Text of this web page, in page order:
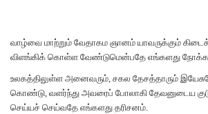
வாழ்வை மாற்றும் வேதாகம ஞானம் யாவருக்கும்
விளங்கிக் கொள்ள வேண்டுமென்பதே எங்களது
உலகத்திலுள்ள அனைவரும், சகல தேசத்தாரும்
கொண்டு, வளர்ந்து அவரைப் போலாகி தேவனுடைய
செய்யச் செய்வதே எங்களது தரிசனம்.